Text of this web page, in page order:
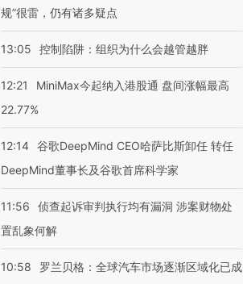
规”很雷，仍有诸多疑点
13:05 控制陷阱：组织为什么会越管越胖
12:21
MiniMax今起纳入港股通 盘间涨幅最高
22.77%
12:14 谷歌DeepMind CEO哈萨比斯卸任 转任
DeepMind董事长及谷歌首席科学家
11:56
侦查起诉审判执行均有漏洞 涉案财物处
置乱象何解
10:58 罗兰贝格：全球汽车市场逐渐区域化已成